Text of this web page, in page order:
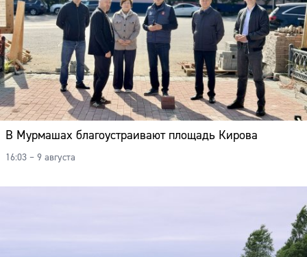
В Мурмашах благоустраивают площадь Кирова
16:03 – 9 августа